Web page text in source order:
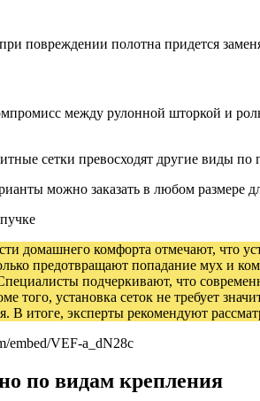
повреждении полотна придется
между рулонной шторкой и
сетки превосходят другие виды по
можно заказать в любом размере
домашнего комфорта отмечают, что
предотвращают попадание мух и
подчеркивают, что
того, установка сеток не требует
В итоге, эксперты рекомендуют
embed/VEF-a_dN28c
по видам крепления